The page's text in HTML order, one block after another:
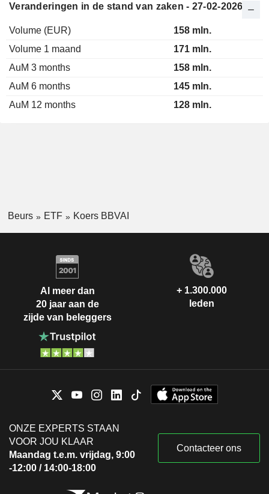
Veranderingen in de stand van zaken - 27-02-2026
Volume (EUR)
158 mln.
Volume 1 maand
171 mln.
AuM 3 months
158 mln.
AuM 6 months
145 mln.
AuM 12 months
128 mln.
Beurs ETF Koers BBVAI
Al meer dan
20 jaar aan de
zijde van beleggers
+ 1.300.000
leden
ONZE EXPERTS STAAN
VOOR JOU KLAAR
Maandag t.e.m. vrijdag, 9:00
-12:00 / 14:00-18:00
Contacteer ons